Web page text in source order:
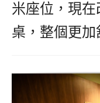
米座位，現
桌，整個更加